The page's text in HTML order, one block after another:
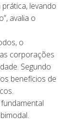
levando
avalia o
o
corporações
Segundo
benefícios de